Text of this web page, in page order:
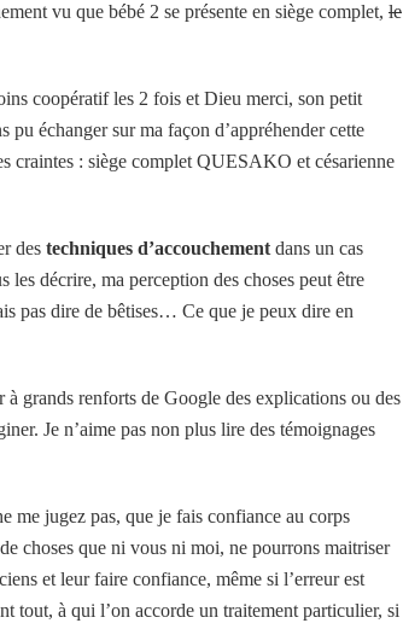
vu que bébé 2 se présente en siège complet, le
coopératif les 2 fois et Dieu merci, son petit
échanger sur ma façon d’appréhender cette
craintes : siège complet QUESAKO et césarienne
des techniques d’accouchement dans un cas
décrire, ma perception des choses peut être
pas dire de bêtises… Ce que je peux dire en
à grands renforts de Google des explications ou des
Je n’aime pas non plus lire des témoignages
me jugez pas, que je fais confiance au corps
choses que ni vous ni moi, ne pourrons maitriser
et leur faire confiance, même si l’erreur est
tout, à qui l’on accorde un traitement particulier, si